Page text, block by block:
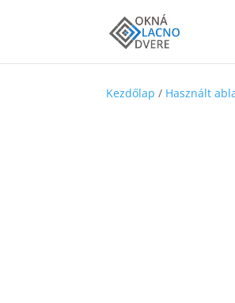
Kezdőlap / Használt